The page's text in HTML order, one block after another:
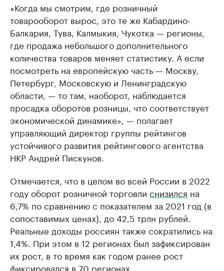
«Когда мы смотрим, где розничный
товарооборот вырос, это те же Кабардино-
Балкария, Тува, Калмыкия, Чукотка — регионы,
где продажа небольшого дополнительного
количества товаров меняет статистику. А если
посмотреть на европейскую часть — Москву,
Петербург, Московскую и Ленинградскую
области, — то там, наоборот, наблюдается
просадка оборотов розницы, что соответствует
экономической динамике», — полагает
управляющий директор группы рейтингов
устойчивого развития рейтингового агентства
НКР Андрей Пискунов.
Отмечается, что в целом во всей России в 2022
году оборот розничной торговли снизился на
6,7% по сравнению с показателем за 2021 год (в
сопоставимых ценах), до 42,5 трлн рублей.
Реальные доходы россиян также сократились на
1,4%. При этом в 12 регионах был зафиксирован
их рост, в то время как годом ранее рост
фиксировался в 70 регионах.